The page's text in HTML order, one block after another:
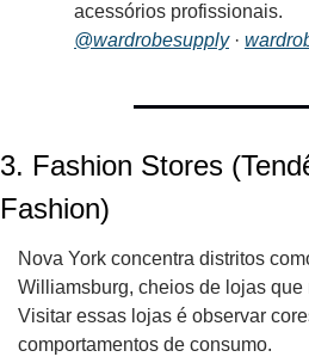
acessórios profissionais.
@wardrobesupply ·
3. Fashion Stores
Fashion)
Nova York concentra distritos
Williamsburg, cheios de lojas que
Visitar essas lojas é observar
comportamentos de consumo.